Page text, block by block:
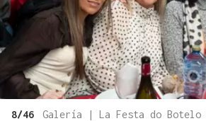
8/46
Galería | La Festa do Botelo